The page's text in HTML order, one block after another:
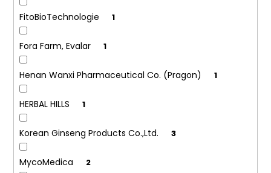
FitoBioTechnologie 1
Fora Farm, Evalar 1
Henan Wanxi Pharmaceutical Co. (Pragon) 1
HERBAL HILLS 1
Korean Ginseng Products Co.,Ltd. 3
MycoMedica 2
m